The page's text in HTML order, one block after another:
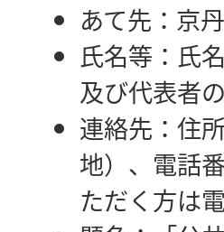
あて先：京
氏名等：氏
及び代表者の
連絡先：住
地）、電話
ただく方は